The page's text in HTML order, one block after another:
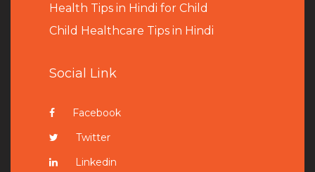
Health Tips in Hindi for Child
Child Healthcare Tips in Hindi
Social Link
Facebook
Twitter
Linkedin